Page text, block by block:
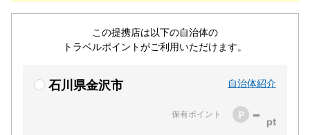
この提携店は以下の自治体の
トラベルポイントがご利用いただけます。
石川県金沢市 自治体紹介
保有ポイント -